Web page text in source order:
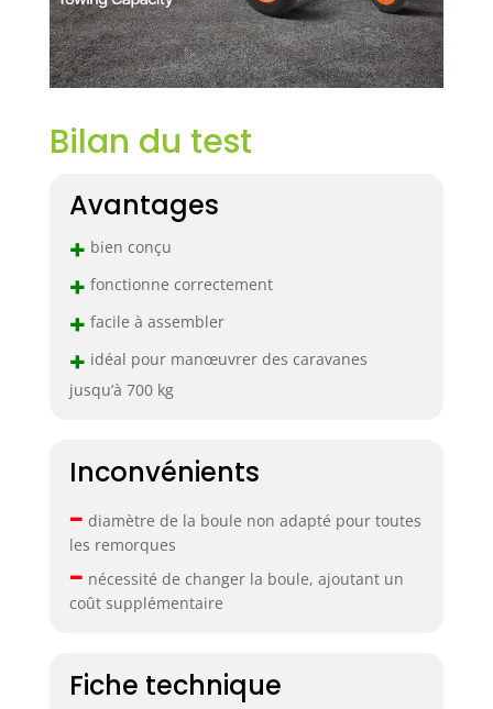
Bilan du test
Avantages
+ bien conçu
+ fonctionne correctement
+ facile à assembler
+ idéal pour manœuvrer des caravanes
jusqu’à 700 kg
Inconvénients
– diamètre de la boule non adapté pour toutes
les remorques
– nécessité de changer la boule, ajoutant un
coût supplémentaire
Fiche technique